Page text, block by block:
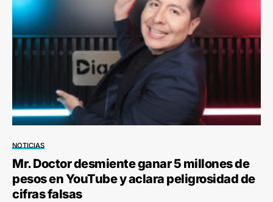
NOTICIAS
Mr. Doctor desmiente ganar 5 millones de
pesos en YouTube y aclara peligrosidad de
cifras falsas